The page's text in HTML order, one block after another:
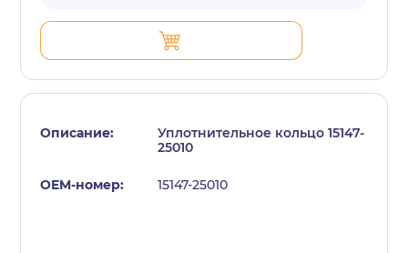
Уплотнительное кольцо 15147-
25010
15147-25010